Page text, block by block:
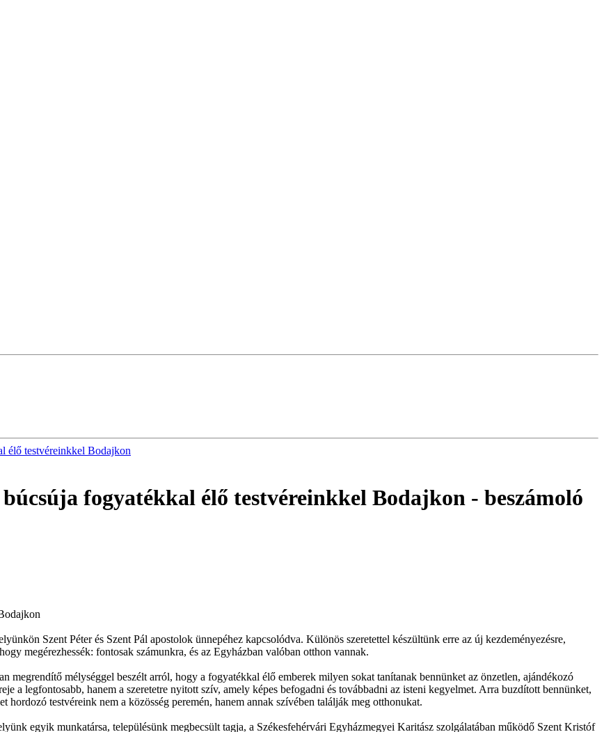
élő testvéreinkkel Bodajkon
búcsúja fogyatékkal élő testvéreinkkel Bodajkon - beszámoló
Szent Péter és Szent Pál apostolok ünnepéhez kapcsolódva. Különös szeretettel készültünk erre az új kezdeményezésre,
megérezhessék: fontosak számunkra, és az Egyházban valóban otthon vannak.
megrendítő mélységgel beszélt arról, hogy a fogyatékkal élő emberek milyen sokat tanítanak bennünket az önzetlen, ajándékozó
a legfontosabb, hanem a szeretetre nyitott szív, amely képes befogadni és továbbadni az isteni kegyelmet. Arra buzdított bennünket,
testvéreink nem a közösség peremén, hanem annak szívében találják meg otthonukat.
egyik munkatársa, településünk megbecsült tagja, a Székesfehérvári Egyházmegyei Karitász szolgálatában működő Szent Kristóf